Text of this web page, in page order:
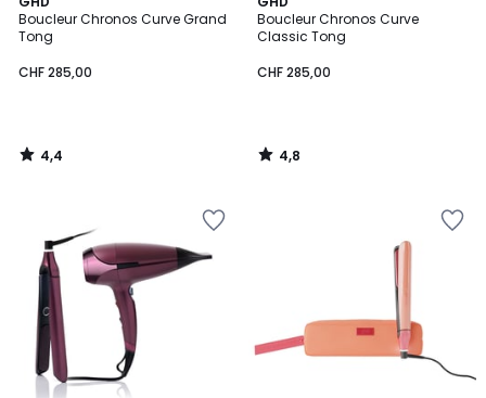
Boucleur Chronos Curve Grand
Tong
CHF 285,00
/ 5
4,4
/
Boucleur Chronos Curve
Classic Tong
CHF 285,00
/ 5
4,8
/